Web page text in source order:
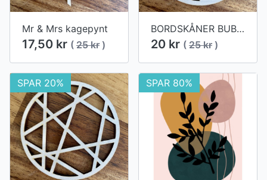
Mr & Mrs kagepynt
17,50 kr ( 25 kr )
BORDSKÅNER BUBBLES
20 kr ( 25 kr )
SPAR 20% SPAR 80%